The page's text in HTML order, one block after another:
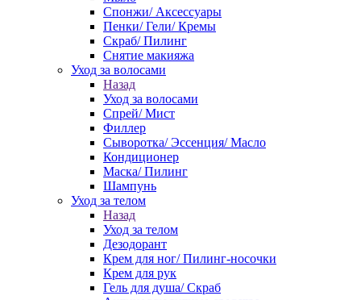
Спонжи/ Аксессуары
Пенки/ Гели/ Кремы
Скраб/ Пилинг
Снятие макияжа
Уход за волосами
Назад
Уход за волосами
Спрей/ Мист
Филлер
Сыворотка/ Эссенция/ Масло
Кондиционер
Маска/ Пилинг
Шампунь
Уход за телом
Назад
Уход за телом
Дезодорант
Крем для ног/ Пилинг-носочки
Крем для рук
Гель для душа/ Скраб